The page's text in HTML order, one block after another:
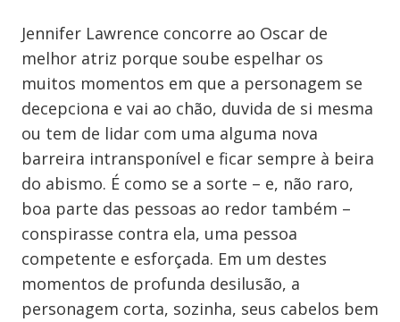
Jennifer Lawrence concorre ao Oscar de
melhor atriz porque soube espelhar os
muitos momentos em que a personagem se
decepciona e vai ao chão, duvida de si mesma
ou tem de lidar com uma alguma nova
barreira intransponível e ficar sempre à beira
do abismo. É como se a sorte – e, não raro,
boa parte das pessoas ao redor também –
conspirasse contra ela, uma pessoa
competente e esforçada. Em um destes
momentos de profunda desilusão, a
personagem corta, sozinha, seus cabelos bem